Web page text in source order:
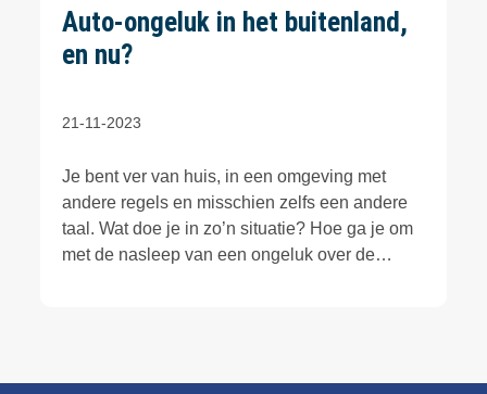
Auto-ongeluk in het buitenland,
en nu?
21-11-2023
Je bent ver van huis, in een omgeving met
andere regels en misschien zelfs een andere
taal. Wat doe je in zo’n situatie? Hoe ga je om
met de nasleep van een ongeluk over de